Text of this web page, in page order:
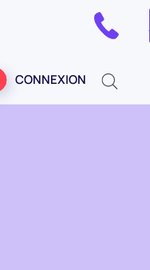
APPELEZ-NOUS !
CONNEXION